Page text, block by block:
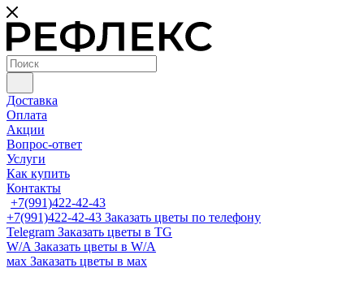
Доставка
Оплата
Акции
Вопрос-ответ
Услуги
Как купить
Контакты
+7(991)422-42-43
+7(991)422-42-43 Заказать цветы по телефону
Telegram Заказать цветы в TG
W/A Заказать цветы в W/A
мах Заказать цветы в мах